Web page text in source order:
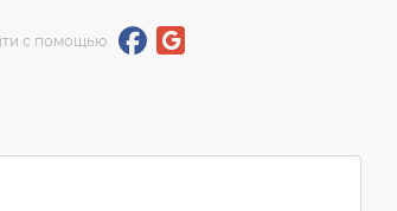
с помощью